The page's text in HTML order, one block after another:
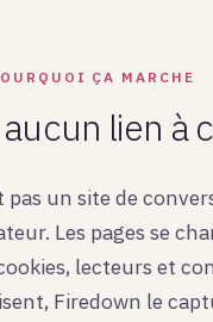
ÇA MARCHE
lien à
pas un site de
Les pages se
lecteurs et
Firedown le